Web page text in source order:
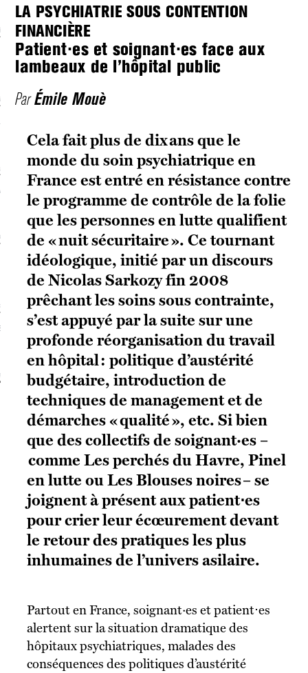
DE BASE
et politique
et prisons
LGBTQI
AU SOLEIL
luttes sociales
VAGUES
politique et critique de la technologie
LA PSYCHIATRIE SOUS CONTENTION
FINANCIÈRE
Patient⋅es et soignant⋅es face aux
lambeaux de l’hôpital public
ParÉmile Mouè
Cela fait plus de dix ans que le
monde du soin psychiatrique en
France est entré en résistance contre
le programme de contrôle de la folie
que les personnes en lutte qualifient
de « nuit sécuritaire ». Ce tournant
idéologique, initié par un discours
de Nicolas Sarkozy fin 2008
prêchant les soins sous contrainte,
s’est appuyé par la suite sur une
profonde réorganisation du travail
en hôpital : politique d’austérité
budgétaire, introduction de
techniques de management et de
démarches « qualité », etc. Si bien
que des collectifs de soignant·es –
comme Les perchés du Havre, Pinel
en lutte ou Les Blouses noires – se
joignent à présent aux patient⋅es
pour crier leur écœurement devant
le retour des pratiques les plus
inhumaines de l’univers asilaire.
Partout en France, soignant·es et patient⋅es
alertent sur la situation dramatique des
hôpitaux psychiatriques, malades des
conséquences des politiques d’austérité